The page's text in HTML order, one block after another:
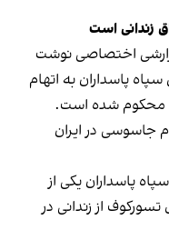
زندانی است
۲۲ خرداد ۱۴۰۳ در گزارشی اختصاصی نوشت
پاسداران به اتهام
محکوم شده است.
جاسوسی در ایران
پاسداران یکی از
از زندانی در